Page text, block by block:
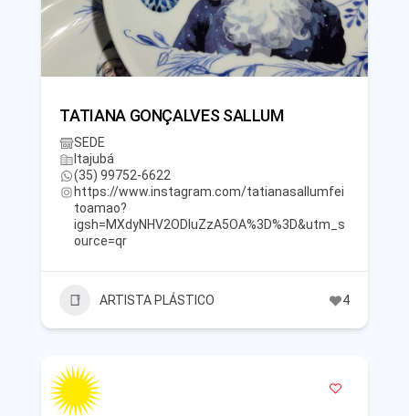
TATIANA GONÇALVES SALLUM
SEDE
Itajubá
(35) 99752-6622
https://www.instagram.com/tatianasallumfei
toamao?
igsh=MXdyNHV2ODluZzA5OA%3D%3D&utm_s
ource=qr
ARTISTA PLÁSTICO 4